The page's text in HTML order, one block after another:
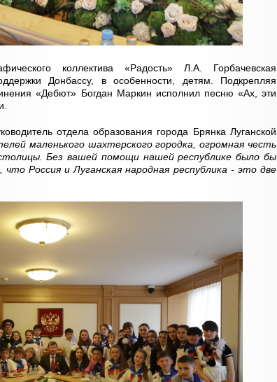
коллектива «Радость» Л.А. Горбачевская
Донбассу, в особенности, детям. Подкрепляя
«Дебют» Богдан Маркин исполнил песню «Ах, эти
отдела образования города Брянка Луганской
маленького шахтерского городка, огромная честь
Без вашей помощи нашей республике было бы
Россия и Луганская народная республика - это две